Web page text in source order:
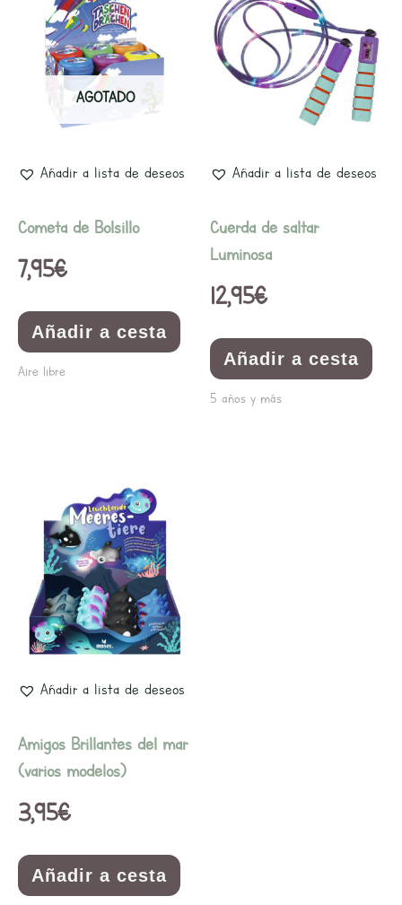
AGOTADO
Añadir a lista de deseos
Cometa de Bolsillo
7,95€
Añadir a cesta
Aire libre
Añadir a lista de deseos
Cuerda de saltar
Luminosa
12,95€
Añadir a cesta
5 años y más
Añadir a lista de deseos
Amigos Brillantes del mar
(varios modelos)
3,95€
Añadir a cesta